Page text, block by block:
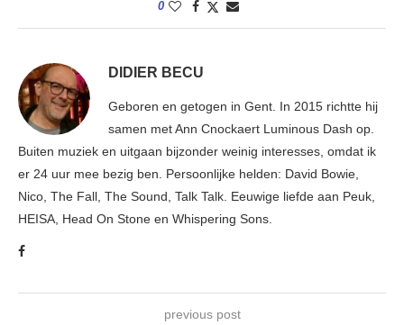
0
DIDIER BECU
Geboren en getogen in Gent. In 2015 richtte hij
samen met Ann Cnockaert Luminous Dash op.
Buiten muziek en uitgaan bijzonder weinig interesses, omdat ik
er 24 uur mee bezig ben. Persoonlijke helden: David Bowie,
Nico, The Fall, The Sound, Talk Talk. Eeuwige liefde aan Peuk,
HEISA, Head On Stone en Whispering Sons.
previous post